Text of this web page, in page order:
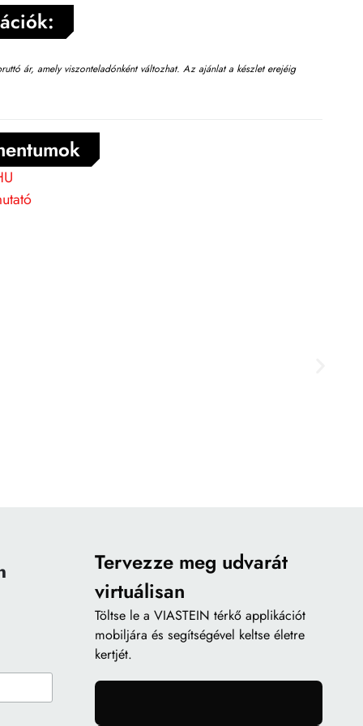
ár, amely viszonteladónként változhat. Az ajánlat a készlet erejéig
Tervezze meg udvarát
virtuálisan
Töltse le a VIASTEIN térkő applikációt
mobiljára és segítségével keltse életre
kertjét.